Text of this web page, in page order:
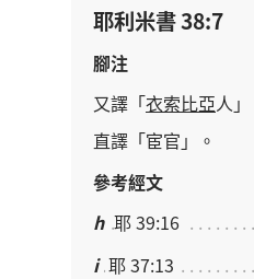
耶利米書 38:7
腳注
又譯 「衣索比亞人
直譯 「宦官 」。
參考經文
h 耶 39:16
i 耶 37:13